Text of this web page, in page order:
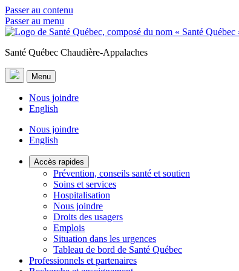
Passer au contenu
Passer au menu
Santé Québec Chaudière-Appalaches
Menu
Nous joindre
English
Nous joindre
English
Accès rapides
Prévention, conseils santé et soutien
Soins et services
Hospitalisation
Nous joindre
Droits des usagers
Emplois
Situation dans les urgences
Tableau de bord de Santé Québec
Professionnels et partenaires